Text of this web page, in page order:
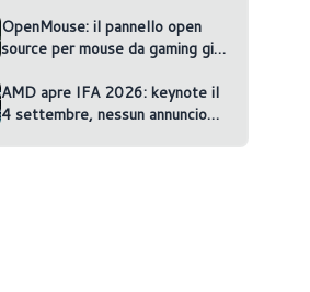
OpenMouse: il pannello open
source per mouse da gaming gira
AMD apre IFA 2026: keynote il
4 settembre, nessun annuncio